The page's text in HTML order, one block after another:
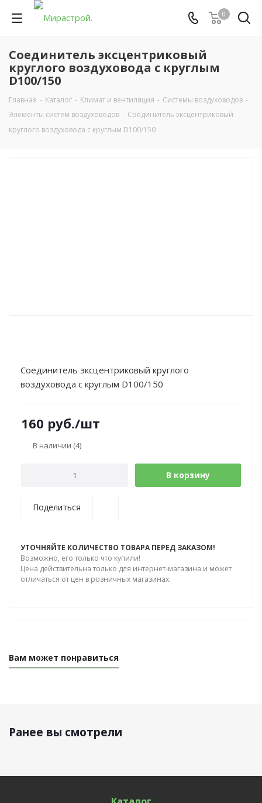
0
Соединитель эксцентриковый
круглого воздуховода с круглым
D100/150
Главная - Каталог - Климат и вентиляция - Системы воздуховодов -
Элементы систем воздуховодов - Соединитель эксцентриковый
круглого воздуховода с круглым D100/150
Соединитель эксцентриковый круглого
воздуховода с круглым D100/150
160 руб./шт
В наличии (4)
В корзину
Поделиться
УТОЧНЯЙТЕ КОЛИЧЕСТВО ТОВАРА ПЕРЕД ЗАКАЗОМ!
Возможно, его только что купили!
Цена действительна только для интернет-магазина и может
отличаться от цен в розничных магазинах.
Вам может понравиться
Ранее вы смотрели